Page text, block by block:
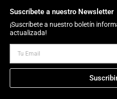
Suscríbete a nuestro Newsletter
¡Suscríbete a nuestro boletín
actualizada!